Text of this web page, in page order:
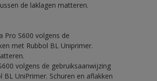
de laklagen matteren.
Pro S600 volgens de
met Rubbol BL Uniprimer.
volgens de gebruiksaanwijzing
UniPrimer. Schuren en aflakken